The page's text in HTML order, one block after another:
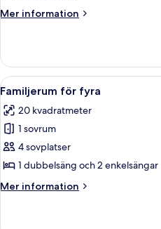
Mer information
Mer
dubbelrum
Öppna
alla
foton
för
Familjerum
för
fyra
7
Familjerum för fyra
20 kvadratmeter
1 sovrum
4 sovplatser
1 dubbelsäng och 2 enkelsängar
Mer information
Mer